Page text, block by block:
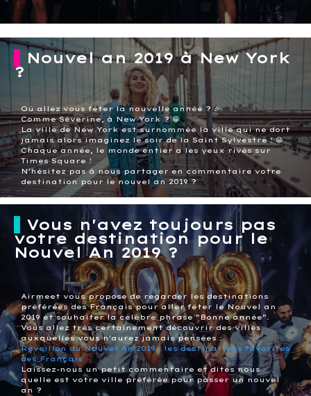
Nouvel an 2019 à New York
?
Où allez vous fêter la nouvelle année ? 🎉
Comme Séverine, à New York ? 😁
La ville de New York est surnommée la ville qui ne dort
jamais alors imaginez le soir de la Saint Sylvestre ! 😁
Chaque année, le monde entier a les yeux rivés sur
Times Square !
N'hésitez pas à nous partager en commentaire votre
destination pour le nouvel an 2019 ?
Vous n'avez toujours pas
votre destination pour le
Nouvel An 2019 ?
Airmeet vous propose de regarder les destinations
préférées des Français pour aller fêter le Nouvel an
2019 et souhaiter la célèbre phrase "Bonne année".
Vous allez très certainement découvrir des villes
auxquelles vous n'aurez jamais pensées :
Réveillon du Nouvel An 2019 : les destinations favorites
des Français
Laissez-nous un petit commentaire et dites nous
quelle est votre ville préférée pour passer un nouvel
an ?